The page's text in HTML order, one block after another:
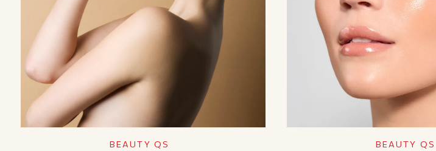
BEAUTY QS BEAUTY QS